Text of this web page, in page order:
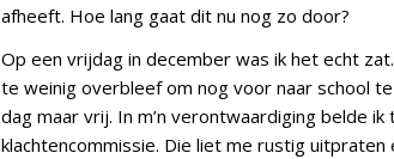
afheeft. Hoe lang gaat dit nu nog zo door?
Op een vrijdag in december was ik het echt
te weinig overbleef om nog voor naar school
dag maar vrij. In m’n verontwaardiging belde
klachtencommissie. Die liet me rustig uitpraten